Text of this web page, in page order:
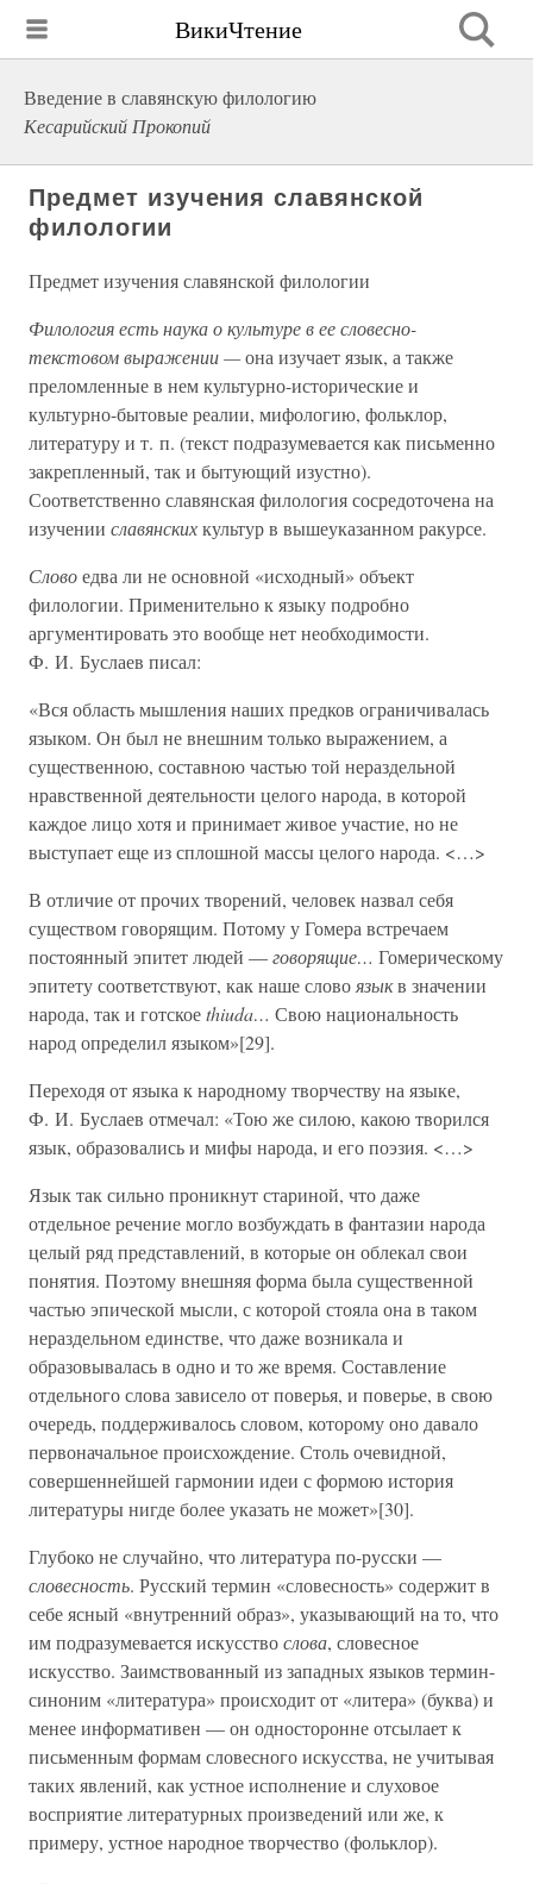
ВикиЧтение
Введение в славянскую филологию
Кесарийский Прокопий
Предмет изучения славянской
филологии
Предмет изучения славянской филологии
Филология есть наука о культуре в ее словесно-
текстовом выражении —она изучает язык, а также
преломленные в нем культурно-исторические и
культурно-бытовые реалии, мифологию, фольклор,
литературу и т. п. (текст подразумевается как письменно
закрепленный, так и бытующий изустно).
Соответственно славянская филология сосредоточена на
изучении славянскихкультур в вышеуказанном ракурсе.
Словоедва ли не основной «исходный» объект
филологии. Применительно к языку подробно
аргументировать это вообще нет необходимости.
Ф. И. Буслаев писал:
«Вся область мышления наших предков ограничивалась
языком. Он был не внешним только выражением, а
существенною, составною частью той нераздельной
нравственной деятельности целого народа, в которой
каждое лицо хотя и принимает живое участие, но не
выступает еще из сплошной массы целого народа. <…>
В отличие от прочих творений, человек назвал себя
существом говорящим. Потому у Гомера встречаем
постоянный эпитет людей —говорящие… Гомерическому
эпитету соответствуют, как наше словоязыкв значении
народа, так и готскоеthiuda… Свою национальность
народ определил языком»[29].
Переходя от языка к народному творчеству на языке,
Ф. И. Буслаев отмечал: «Тою же силою, какою творился
язык, образовались и мифы народа, и его поэзия. <…>
Язык так сильно проникнут стариной, что даже
отдельное речение могло возбуждать в фантазии народа
целый ряд представлений, в которые он облекал свои
понятия. Поэтому внешняя форма была существенной
частью эпической мысли, с которой стояла она в таком
нераздельном единстве, что даже возникала и
образовывалась в одно и то же время. Составление
отдельного слова зависело от поверья, и поверье, в свою
очередь, поддерживалось словом, которому оно давало
первоначальное происхождение. Столь очевидной,
совершеннейшей гармонии идеи с формою история
литературы нигде более указать не может»[30].
Глубоко не случайно, что литература по-русски —
словесность. Русский термин «словесность» содержит в
себе ясный «внутренний образ», указывающий на то, что
им подразумевается искусствослова, словесное
искусство. Заимствованный из западных языков термин-
синоним «литература» происходит от «литера» (буква) и
менее информативен — он односторонне отсылает к
письменным формам словесного искусства, не учитывая
таких явлений, как устное исполнение и слуховое
восприятие литературных произведений или же, к
примеру, устное народное творчество (фольклор).